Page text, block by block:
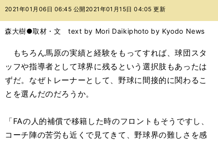
バ
2021年01月06日 06:45 公開 2021年01月15日 04:05 更新
森大樹●取材・文 text by Mori Daikiphoto by Kyodo News
もちろん馬原の実績と経験をもってすれば、球団スタ
ッフや指導者として球界に残るという選択肢もあったは
ずだ。なぜトレーナーとして、野球に間接的に関わるこ
とを選んだのだろうか。
「FAの人的補償で移籍した時のフロントもそうですし、
コーチ陣の苦労も近くで見てきて、野球界の難しさを感